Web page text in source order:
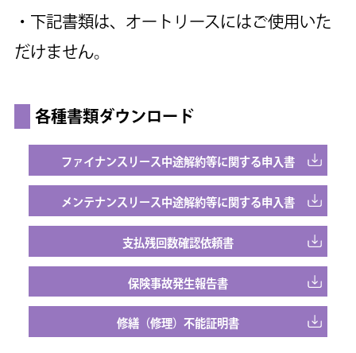
・下記書類は、オートリースにはご使用いた
だけません。
各種書類ダウンロード
ファイナンスリース中途解約等に関する申入書
メンテナンスリース中途解約等に関する申入書
支払残回数確認依頼書
保険事故発生報告書
修繕（修理）不能証明書